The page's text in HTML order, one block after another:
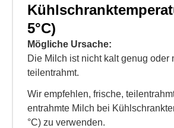
5°C)
Mögliche Ursache:
Die Milch ist nicht kalt genug oder
teilentrahmt.
Wir empfehlen, frische,
entrahmte Milch bei
°C) zu verwenden.